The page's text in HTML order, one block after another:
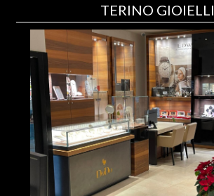
TERINO GIOIELLI